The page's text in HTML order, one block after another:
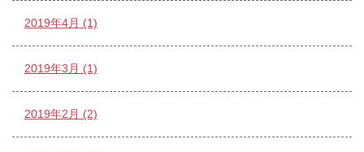
2019年4月 (1)
2019年3月 (1)
2019年2月 (2)